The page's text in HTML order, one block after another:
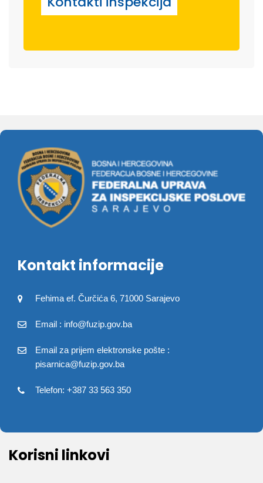
Kontakt informacije
Fehima ef. Čurčića 6, 71000 Sarajevo
Email : info@fuzip.gov.ba
Email za prijem elektronske pošte :
pisarnica@fuzip.gov.ba
Telefon: +387 33 563 350
Korisni linkovi